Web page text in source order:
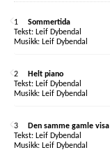
1
Sommertida
Leif Dybendal
Leif Dybendal
2
Helt piano
Leif Dybendal
Leif Dybendal
3
Den samme gamle visa
Leif Dybendal
Leif Dybendal